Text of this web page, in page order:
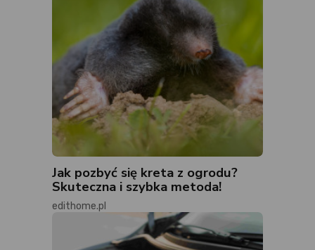
Jak pozbyć się kreta z ogrodu?
Skuteczna i szybka metoda!
edithome.pl